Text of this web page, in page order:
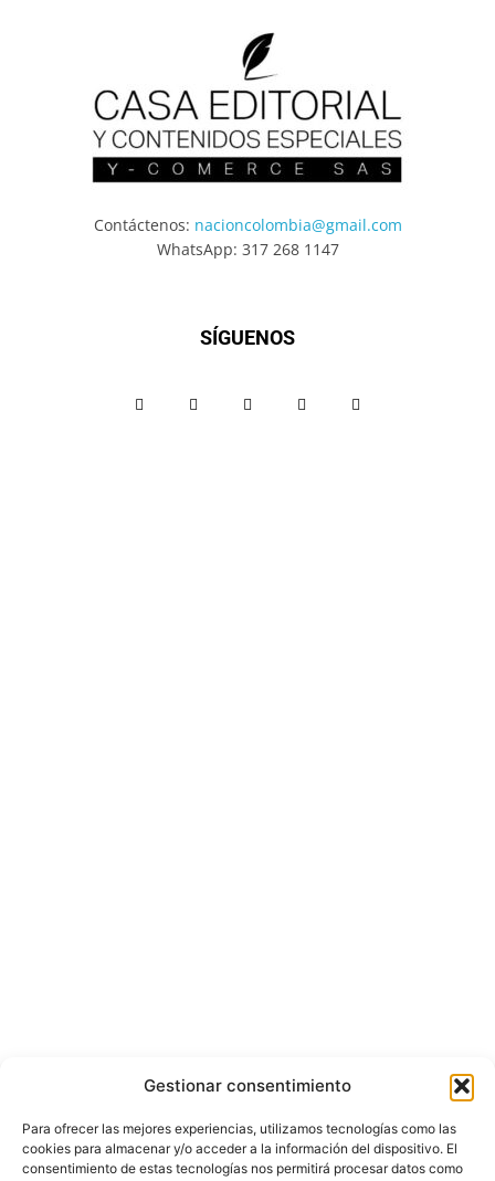
Gestionar consentimiento
Para ofrecer las mejores experiencias, utilizamos tecnologías como las
cookies para almacenar y/o acceder a la información del dispositivo. El
consentimiento de estas tecnologías nos permitirá procesar datos como
Contáctenos: nacioncolombia@gmail.com
WhatsApp: 317 268 1147
SÍGUENOS